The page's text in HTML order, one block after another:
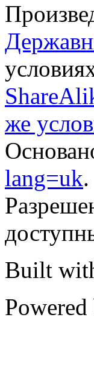
же
lang=uk.
Built